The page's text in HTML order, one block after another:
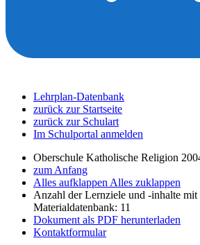
Lehrplan-Datenbank
zurück zur Startseite
zurück zur Schulart
Im Schulportal anmelden
Oberschule Katholische Religion
zum Anfang
Alles aufklappen Alles zuklappen
Anzahl der Lernziele und -inhalte mit
Materialdatenbank: 11
Dokument als PDF herunterladen
Kontaktformular